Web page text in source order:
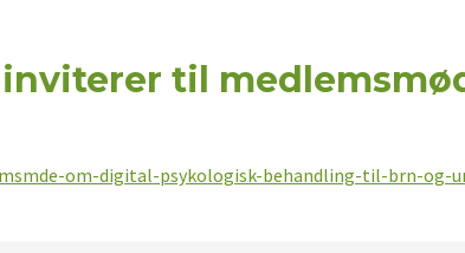
til
om-digital-psykologisk-behandling-til-brn-og-